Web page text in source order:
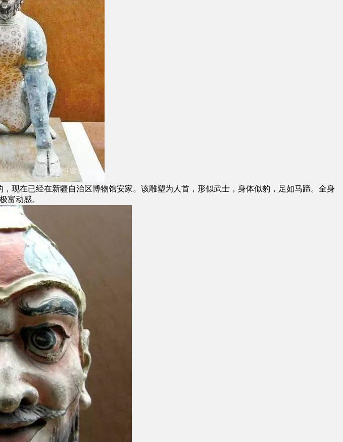
在已经在新疆自治区博物馆安家。该雕塑为人首，形似武士，身体似豹，足如马蹄。全身
富动感。